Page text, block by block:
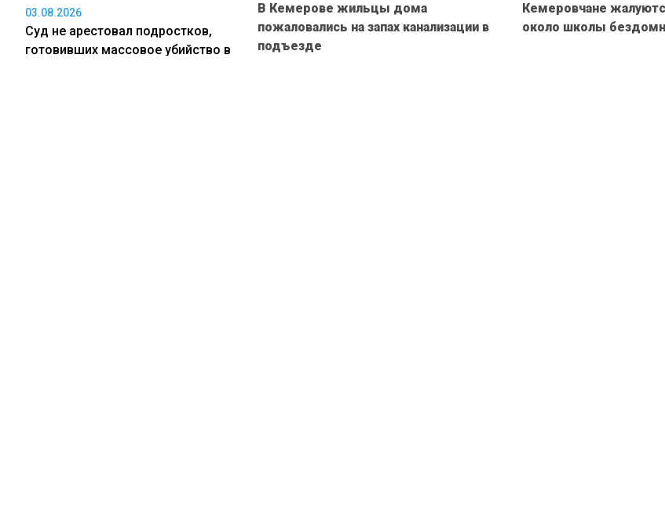
03.08.2026
Суд не арестовал подростков,
готовивших массовое убийство в
В Кемерове жильцы дома
пожаловались на запах канализации в
подъезде
Кемеровчане
около школы